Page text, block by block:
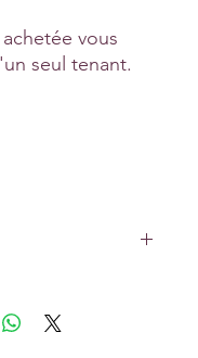
vous
seul tenant.
cm x 145 cm
10 cm x 145 cm